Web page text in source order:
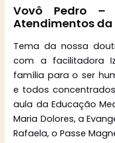
Vovô Pedro –
Atendimentos
Tema da nossa
com a facilitadora
família para o ser
e todos
aula da Educação
Maria Dolores, a
Rafaela, o Passe